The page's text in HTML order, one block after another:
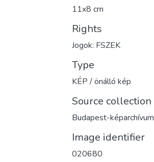
11x8 cm
Rights
Jogok: FSZEK
Type
KÉP / önálló kép
Source collection
Budapest-képarchívum
Image identifier
020680